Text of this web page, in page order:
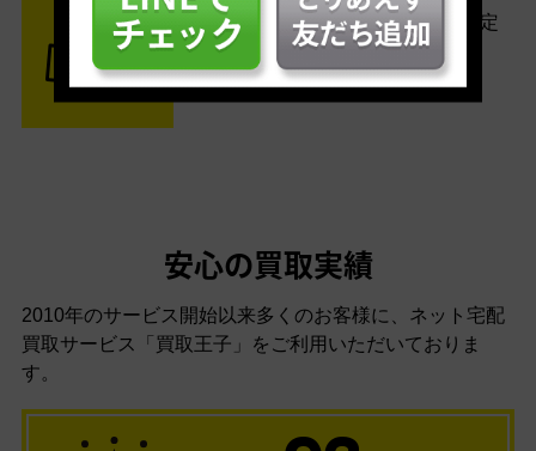
査定結果はメールでお知らせ。査定
結果がOKなら金額をお支払い！
安心の買取実績
2010年のサービス開始以来多くのお客様に、 ネット宅配
買取サービス「買取王子」をご利用いただいておりま
す。